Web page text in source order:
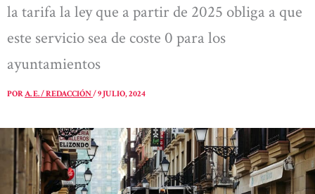
la tarifa la ley que a partir de 2025 obliga a que
este servicio sea de coste 0 para los
ayuntamientos
PORA. E. / REDACCIÓN/9 JULIO, 2024